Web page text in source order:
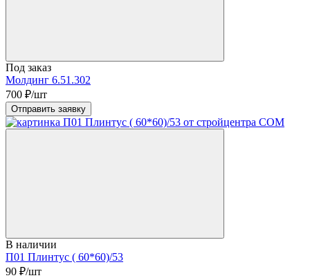
Под заказ
Молдинг 6.51.302
700 ₽/шт
Отправить заявку
В наличии
П01 Плинтус ( 60*60)/53
90 ₽/шт